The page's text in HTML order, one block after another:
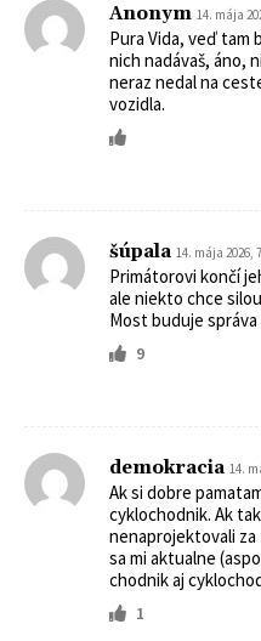
Anonym 14. mája
Pura Vida, veď tam
nich nadávaš, áno,
neraz nedal na
vozidla.
šúpala 14. mája 2026,
Primátorovi končí
ale niekto chce
Most buduje
9
demokracia 14.
Ak si dobre
cyklochodnik. Ak
nenaprojektovali za
sa mi aktualne
chodnik aj
1